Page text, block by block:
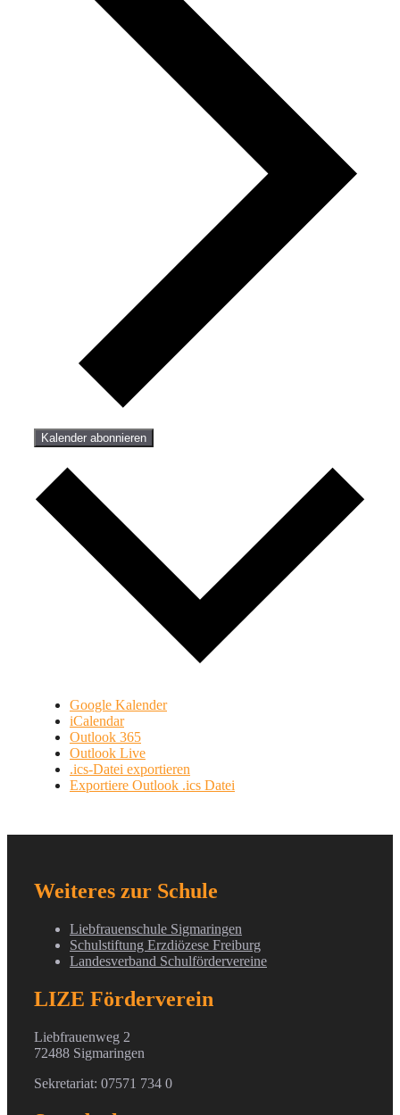
Kalender abonnieren
Google Kalender
iCalendar
Outlook 365
Outlook Live
.ics-Datei exportieren
Exportiere Outlook .ics Datei
Weiteres zur Schule
Liebfrauenschule Sigmaringen
Schulstiftung Erzdiözese Freiburg
Landesverband Schulfördervereine
LIZE Förderverein
Liebfrauenweg 2
72488 Sigmaringen
Sekretariat: 07571 734 0